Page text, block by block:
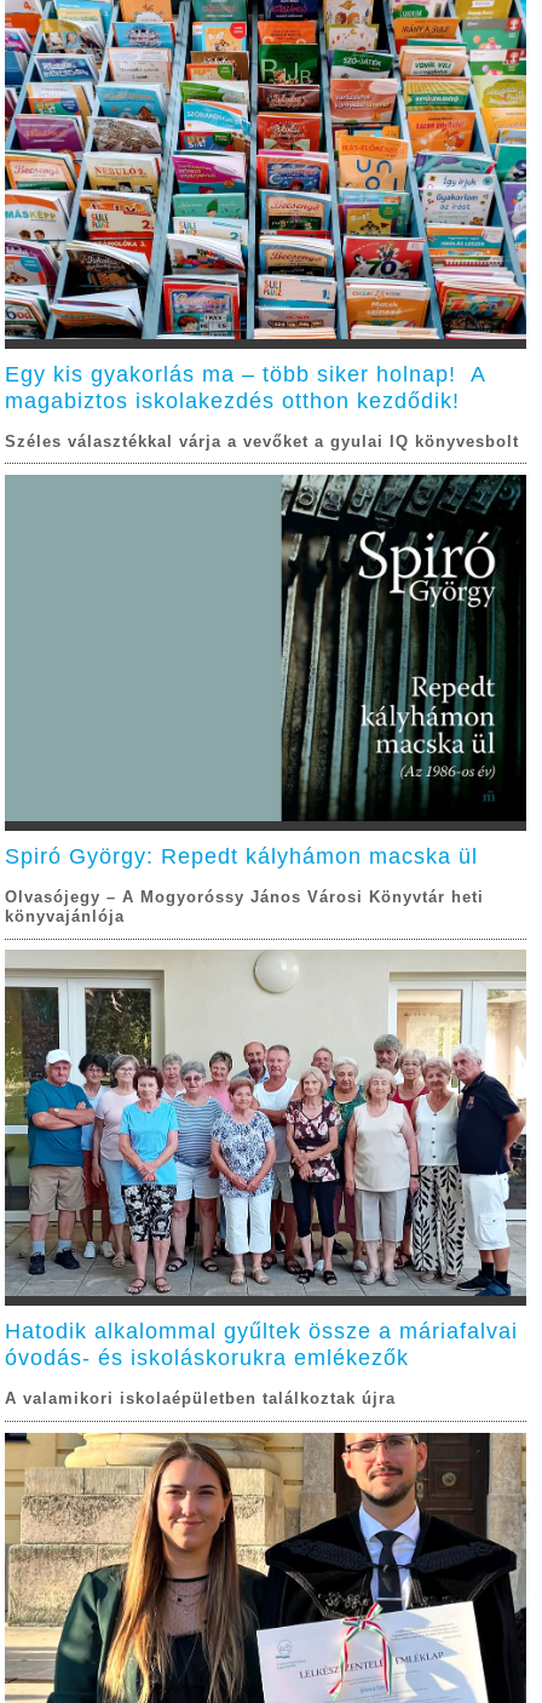
Egy kis gyakorlás ma – több siker holnap! A
magabiztos iskolakezdés otthon kezdődik!
Széles választékkal várja a vevőket a gyulai IQ könyvesbolt
Spiró György: Repedt kályhámon macska ül
Olvasójegy – A Mogyoróssy János Városi Könyvtár heti
könyvajánlója
Hatodik alkalommal gyűltek össze a máriafalvai
óvodás- és iskoláskorukra emlékezők
A valamikori iskolaépületben találkoztak újra